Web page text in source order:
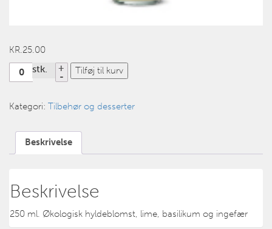
KR.25.00
Antal
stk. Tilføj til kurv
Kategori: Tilbehør og desserter
Beskrivelse
Beskrivelse
250 ml. Økologisk hyldeblomst, lime, basilikum og ingefær